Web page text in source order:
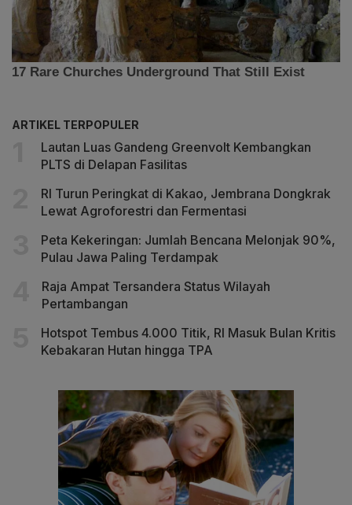
ARTIKEL TERPOPULER
Lautan Luas Gandeng Greenvolt Kembangkan
PLTS di Delapan Fasilitas
RI Turun Peringkat di Kakao, Jembrana Dongkrak
Lewat Agroforestri dan Fermentasi
Peta Kekeringan: Jumlah Bencana Melonjak 90%,
Pulau Jawa Paling Terdampak
Raja Ampat Tersandera Status Wilayah
Pertambangan
Hotspot Tembus 4.000 Titik, RI Masuk Bulan Kritis
Kebakaran Hutan hingga TPA